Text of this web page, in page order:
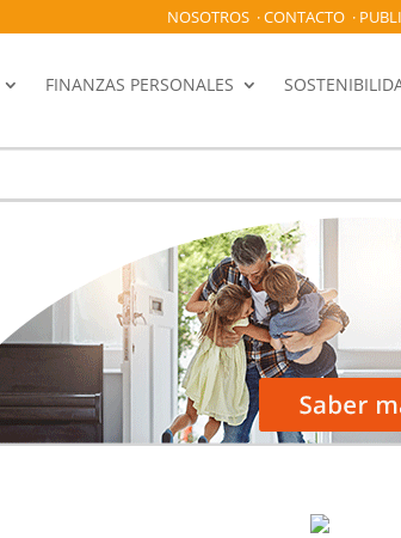
NOSOTROS·CONTACTO·
FINANZAS PERSONALES